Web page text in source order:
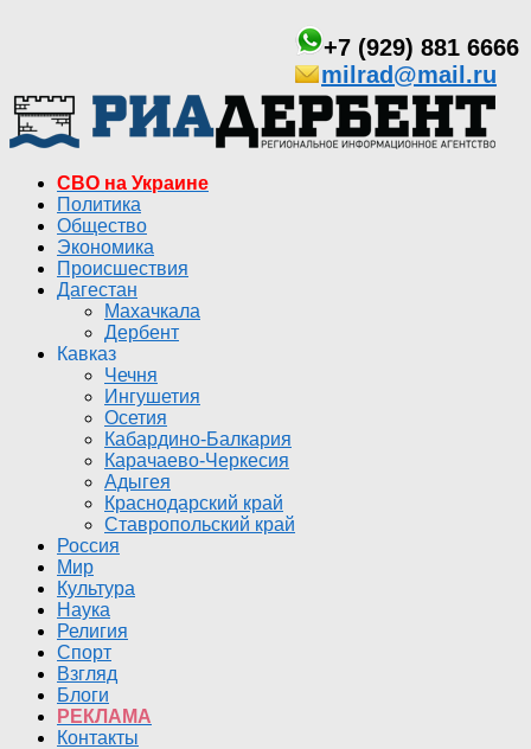
+7 (929) 881 6666
milrad@mail.ru
СВО на Украине
Политика
Общество
Экономика
Происшествия
Дагестан
Махачкала
Дербент
Кавказ
Чечня
Ингушетия
Осетия
Кабардино-Балкария
Карачаево-Черкесия
Адыгея
Краснодарский край
Ставропольский край
Россия
Мир
Культура
Наука
Религия
Спорт
Взгляд
Блоги
РЕКЛАМА
Контакты